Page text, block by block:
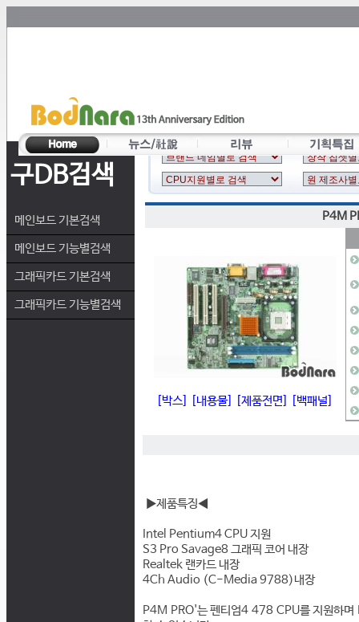
구DB검색
메인보드 기본검색
메인보드 기능별검색
그래픽카드 기본검색
그래픽카드 기능별검색
P4M
[박스] [내용물] [제품전면] [백패널]
▶제품특징◀
Intel Pentium4 CPU 지원
S3 Pro Savage8 그래픽 코어 내장
Realtek 랜카드 내장
4Ch Audio (C-Media 9788)내장
P4M PRO'는 펜티엄4 478 CPU를 지원하